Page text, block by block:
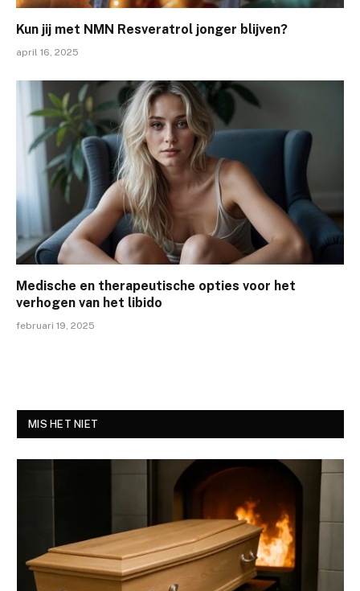
Kun jij met NMN Resveratrol jonger blijven?
april 16, 2025
Medische en therapeutische opties voor het
verhogen van het libido
februari 19, 2025
MIS HET NIET